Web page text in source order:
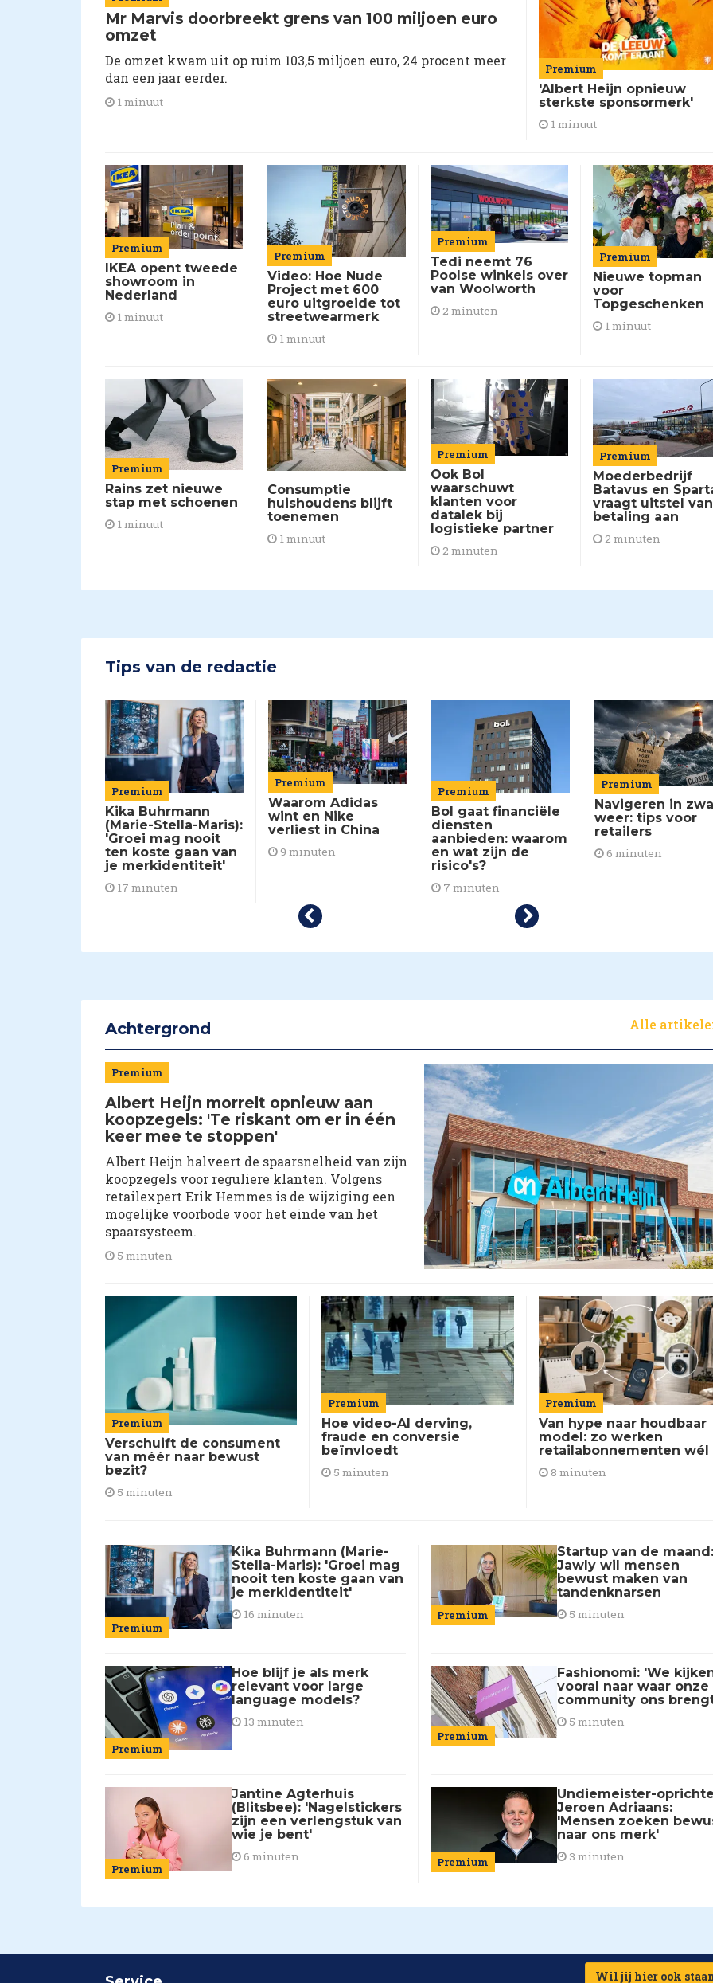
Mr Marvis doorbreekt grens van 100 miljoen euro
omzet
De omzet kwam uit op ruim 103,5 miljoen euro, 24 procent meer
dan een jaar eerder.
1 minuut
Premium
'Albert Heijn opnieuw
sterkste sponsormerk'
1 minuut
Premium
IKEA opent tweede
showroom in
Nederland
1 minuut
Premium
Video: Hoe Nude
Project met 600
euro uitgroeide tot
streetwearmerk
1 minuut
Premium
Tedi neemt 76
Poolse winkels over
van Woolworth
2 minuten
Premium
Nieuwe topman
voor
Topgeschenken
1 minuut
Premium
Rains zet nieuwe
stap met schoenen
1 minuut
Consumptie
huishoudens blijft
toenemen
1 minuut
Premium
Ook Bol
waarschuwt
klanten voor
datalek bij
logistieke partner
2 minuten
Premium
Moederbedrijf
Batavus en
vraagt uitstel van
betaling aan
2 minuten
Tips van de redactie
Premium
Kika Buhrmann
(Marie-Stella-Maris):
'Groei mag nooit
ten koste gaan van
je merkidentiteit'
17 minuten
Premium
Waarom Adidas
wint en Nike
verliest in China
9 minuten
Premium
Bol gaat financiële
diensten
aanbieden: waarom
en wat zijn de
risico's?
7 minuten
Premium
Navigeren in
weer: tips voor
retailers
6 minuten
Achtergrond Alle
Premium
Albert Heijn morrelt opnieuw aan
koopzegels: 'Te riskant om er in één
keer mee te stoppen'
Albert Heijn halveert de spaarsnelheid van zijn
koopzegels voor reguliere klanten. Volgens
retailexpert Erik Hemmes is de wijziging een
mogelijke voorbode voor het einde van het
spaarsysteem.
5 minuten
Premium
Verschuift de consument
van méér naar bewust
bezit?
5 minuten
Premium
Hoe video-AI derving,
fraude en conversie
beïnvloedt
5 minuten
Premium
Van hype naar houdbaar
model: zo werken
retailabonnementen wél
8 minuten
Premium
Kika Buhrmann (Marie-
Stella-Maris): 'Groei mag
nooit ten koste gaan van
je merkidentiteit'
16 minuten Premium
Startup van de maand:
Jawly wil mensen
bewust maken van
tandenknarsen
5 minuten
Premium
Hoe blijf je als merk
relevant voor large
language models?
13 minuten
Premium
Fashionomi: 'We
vooral naar waar onze
community ons
5 minuten
Premium
Jantine Agterhuis
(Blitsbee): 'Nagelstickers
zijn een verlengstuk van
wie je bent'
6 minuten Premium
Undiemeister-
Jeroen Adriaans:
'Mensen zoeken
naar ons merk'
3 minuten
Wil jij hier ook